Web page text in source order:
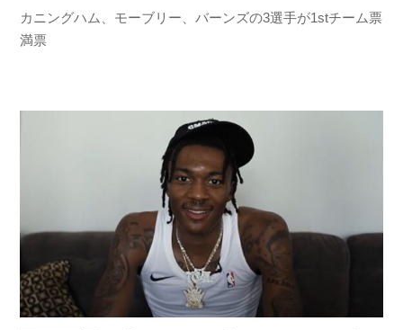
カニングハム、モーブリー、バーンズの3選手が1stチーム票
満票